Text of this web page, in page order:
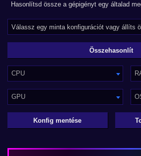
Hasonlítsd össze a gépigényt egy általad
CPU
GPU
Konfig mentése